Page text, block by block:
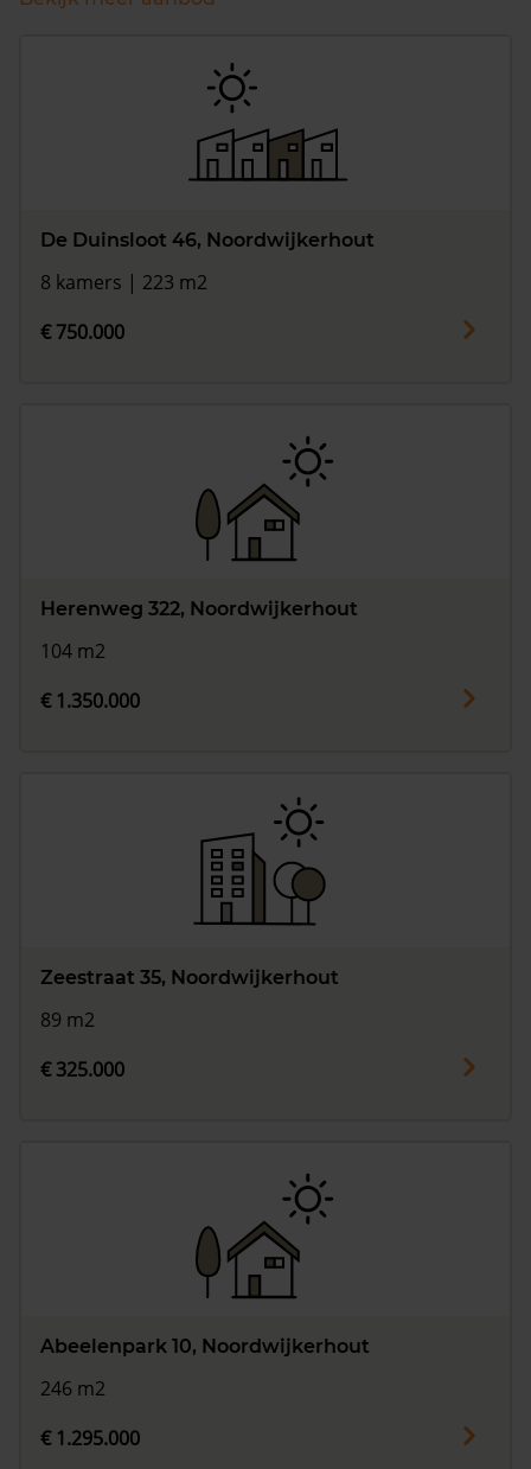
De Duinsloot 46, Noordwijkerhout
8 kamers | 223 m2
€ 750.000
Herenweg 322, Noordwijkerhout
104 m2
€ 1.350.000
Zeestraat 35, Noordwijkerhout
89 m2
€ 325.000
Abeelenpark 10, Noordwijkerhout
246 m2
€ 1.295.000